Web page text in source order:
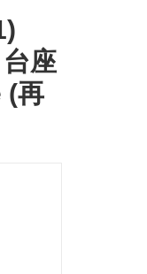
座
(再